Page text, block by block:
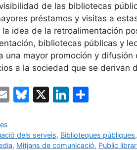
de las bibliotecas
préstamos y visitas a
la idea de la retroalimentación
bibliotecas públicas y
una mayor promoción y
a la sociedad que se derivan
E
l
Bl
s
X
Li
e p
dels serveis, Biblioteques públiques,
, Mitjans de comunicació, Public